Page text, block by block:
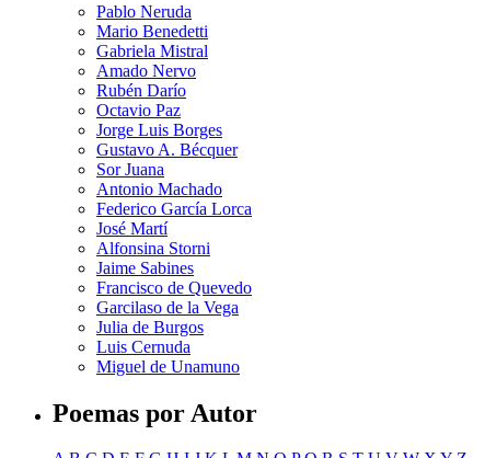
Pablo Neruda
Mario Benedetti
Gabriela Mistral
Amado Nervo
Rubén Darío
Octavio Paz
Jorge Luis Borges
Gustavo A. Bécquer
Sor Juana
Antonio Machado
Federico García Lorca
José Martí
Alfonsina Storni
Jaime Sabines
Francisco de Quevedo
Garcilaso de la Vega
Julia de Burgos
Luis Cernuda
Miguel de Unamuno
Poemas por Autor